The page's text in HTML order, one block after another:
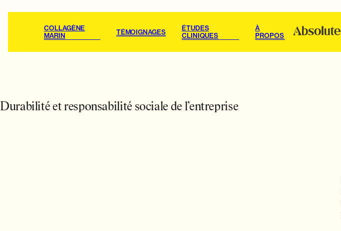
COLLAGÈNE
MARIN
TÉMOIGNAGES
ÉTUDES
CLINIQUES
À
PROPOS
ÉTUDES CLINIQUES
Durabilité et responsabilité sociale de l’entreprise